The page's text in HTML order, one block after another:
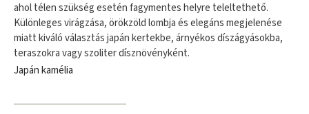
ahol télen szükség esetén fagymentes helyre teleltethető.
Különleges virágzása, örökzöld lombja és elegáns megjelenése
miatt kiváló választás japán kertekbe, árnyékos díszágyásokba,
teraszokra vagy szoliter dísznövényként.
Japán kamélia